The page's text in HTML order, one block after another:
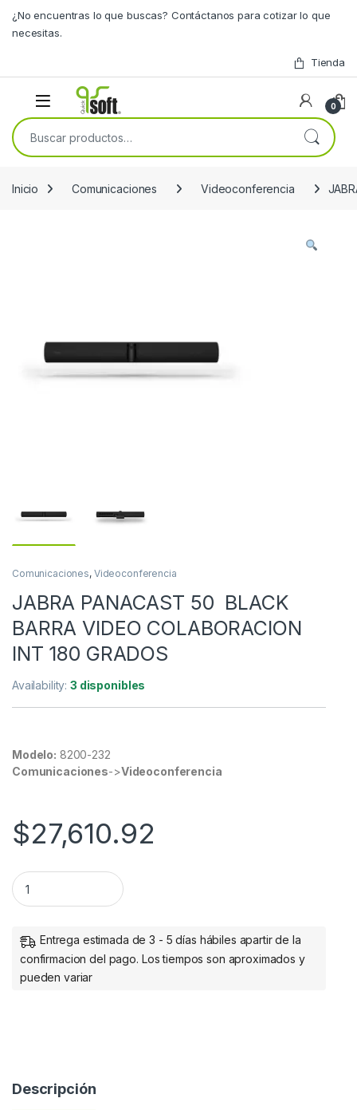
¿No encuentras lo que buscas? Contáctanos para cotizar lo que
necesitas.
Tienda
0
Buscar por:
Inicio Comunicaciones Videoconferencia
Comunicaciones, Videoconferencia
JABRA PANACAST 50 BLACK
BARRA VIDEO COLABORACION
INT 180 GRADOS
Availability:3 disponibles
Modelo: 8200-232
Comunicaciones->Videoconferencia
$27,610.92
JABRA PANACAST 50 BLACK BARRA VIDEO
Entrega estimada de 3 - 5 días hábiles apartir de la
confirmacion del pago. Los tiempos son aproximados y
pueden variar
Descripción